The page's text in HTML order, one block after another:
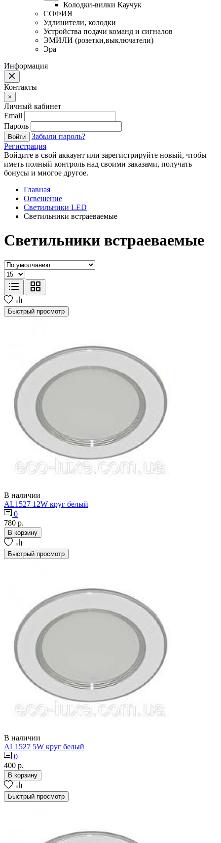
Колодки-вилки Каучук
СОФИЯ
Удлинители, колодки
Устройства подачи команд и сигналов
ЭМИЛИ (розетки,выключатели)
Эра
Информация
Контакты
×
Личный кабинет
Email
Пароль
Войти
Забыли пароль?
Регистрация
Войдите в свой аккаунт или зарегистрируйте новый, чтобы
иметь полный контроль над своими заказами, получать
бонусы и многое другое.
Главная
Освещение
Светильники LED
Светильники встраеваемые
Светильники встраеваемые
Быстрый просмотр
В наличии
AL1527 12W круг белый
0
780 р.
В корзину
Быстрый просмотр
В наличии
AL1527 5W круг белый
0
400 р.
В корзину
Быстрый просмотр